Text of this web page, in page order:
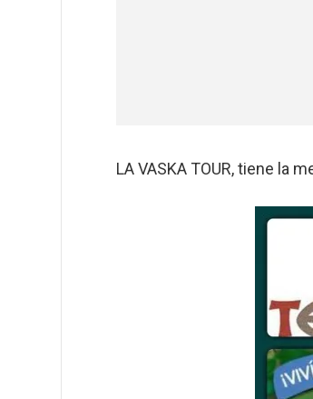
LA VASKA TOUR, tiene la